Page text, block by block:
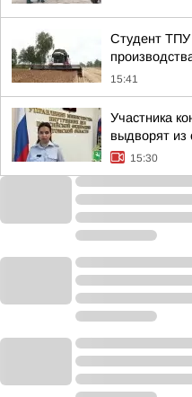
Студент ТПУ
15:41
Участника
выдворят из
15:30